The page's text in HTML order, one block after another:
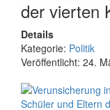
der vierten
Details
Kategorie: Politik
Veröffentlicht: 24.